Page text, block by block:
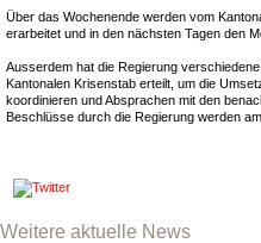
Über das Wochenende werden vom
erarbeitet und in den nächsten Tagen den
Ausserdem hat die Regierung
Kantonalen Krisenstab erteilt, um die
koordinieren und Absprachen mit den
Beschlüsse durch die Regierung werden
Weitere aktuelle News